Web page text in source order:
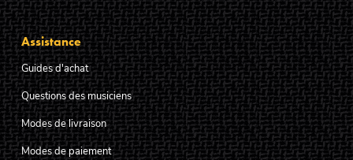
Assistance
Guides d'achat
Questions des musiciens
Modes de livraison
Modes de paiement